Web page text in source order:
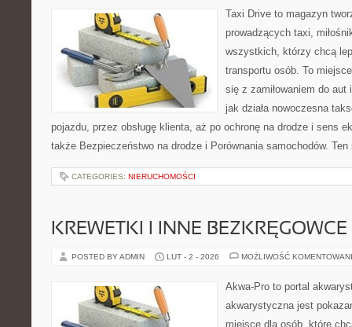
Taxi Drive to magazyn
prowadzących taxi,
wszystkich, którzy chcą
transportu osób. To
się z zamiłowaniem do
jak działa nowoczesna
pojazdu, przez obsługę klienta, aż po ochronę na drodze i sens
także Bezpieczeństwo na drodze i Porównania samochodów.
CATEGORIES: NIERUCHOMOŚCI
KREWETKI I INNE BEZKRĘGOWCE
POSTED BY ADMIN LUT - 2 - 2026 MOŻLIWOŚĆ
Akwa-Pro to portal
akwarystyczna jest
miejsce dla osób, które